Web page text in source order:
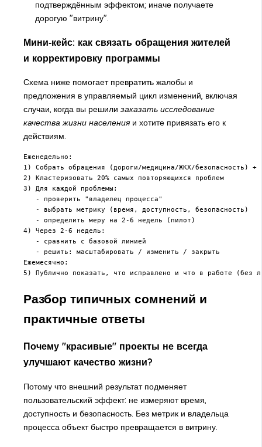
подтверждённым эффектом; иначе получаете
дорогую "витрину".
Мини‑кейс: как связать обращения жителей
и корректировку программы
Схема ниже помогает превратить жалобы и
предложения в управляемый цикл изменений, включая
случаи, когда вы решили заказать исследование
качества жизни населенияи хотите привязать его к
действиям.
Еженедельно:
1) Собрать обращения (дороги/медицина/ЖКХ/безопасность) +
2) Кластеризовать 20% самых повторяющихся проблем
3) Для каждой проблемы:
   - проверить "владелец процесса"
   - выбрать метрику (время, доступность, безопасность)
   - определить меру на 2-6 недель (пилот)
4) Через 2-6 недель:
   - сравнить с базовой линией
   - решить: масштабировать / изменить / закрыть
Ежемесячно:
Разбор типичных сомнений и
практичные ответы
Почему "красивые" проекты не всегда
улучшают качество жизни?
Потому что внешний результат подменяет
пользовательский эффект: не измеряют время,
доступность и безопасность. Без метрик и владельца
процесса объект быстро превращается в витрину.